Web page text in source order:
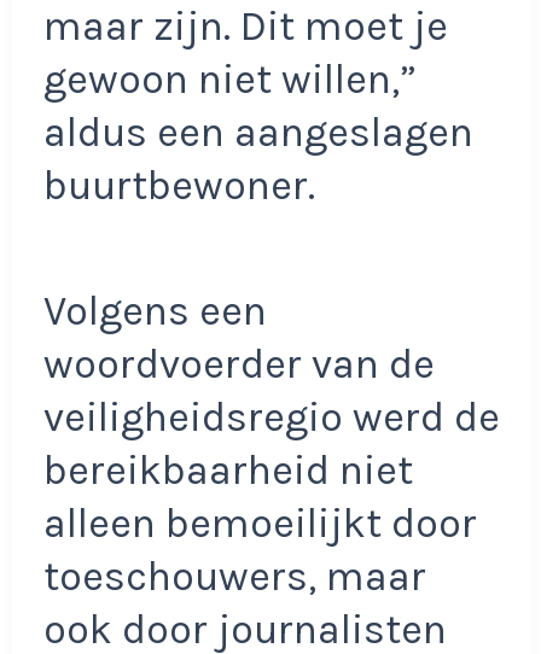
maar zijn. Dit moet je
gewoon niet willen,”
aldus een aangeslagen
buurtbewoner.
Volgens een
woordvoerder van de
veiligheidsregio werd de
bereikbaarheid niet
alleen bemoeilijkt door
toeschouwers, maar
ook door journalisten